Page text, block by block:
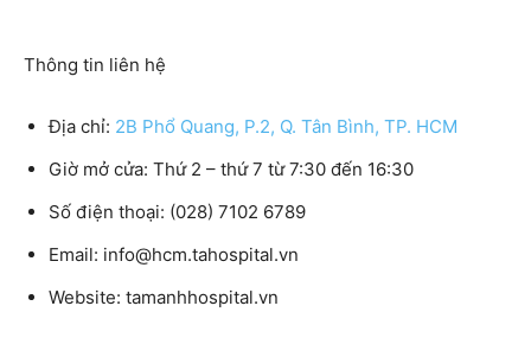
Thông tin liên hệ
Địa chỉ: 2B Phổ Quang, P.2, Q. Tân Bình, TP. HCM
Giờ mở cửa: Thứ 2 – thứ 7 từ 7:30 đến 16:30
Số điện thoại: (028) 7102 6789
Email: info@hcm.tahospital.vn
Website: tamanhhospital.vn